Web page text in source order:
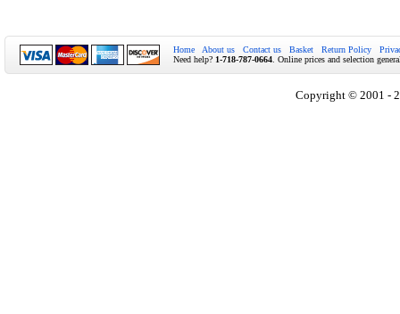
Home About us Contact us Basket Return Policy
Need help? 1-718-787-0664 . Online prices and selection
Copyright © 2001 -